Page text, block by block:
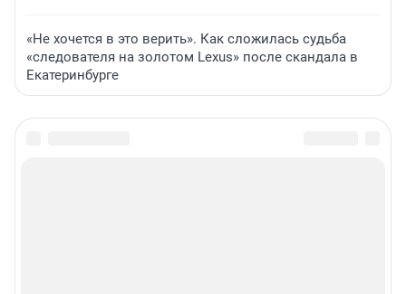
«Не хочется в это верить». Как сложилась судьба
«следователя на золотом Lexus» после скандала в
Екатеринбурге